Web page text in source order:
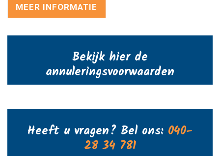
MEER INFORMATIE
Bekijk hier de
annuleringsvoorwaarden
Heeft u vragen? Bel ons: 040-
28 34 781